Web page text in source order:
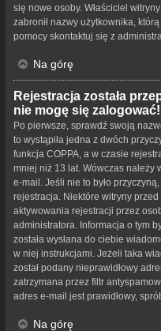
się nowe osoby. Właściciel
zabronił nazwy użytkownika,
pomocy skontaktuj się z
Na górę
Rejestracja została
nie mogę się zalogować!
Po pierwsze, sprawdź swoją
to wystąpiła jedna z dwóch
funkcja COPPA, a w czasie
mniej niż 13 lat. Wówczas należy
e-mail. Jeśli nie to było
rejestracja. Niektóre witryny
aktywowania rejestracji przez
administratora. Informacja o tym
została wysłana do ciebie
w niej instrukcjami. Jeżeli taka
został podany nieprawidłowy
zatrzymana przez filtr
adres e-mail jest prawidłowy,
Na górę